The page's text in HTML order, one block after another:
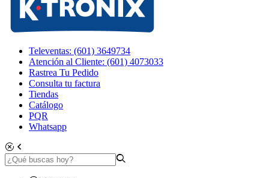
Televentas: (601) 3649734
Atención al Cliente: (601) 4073033
Rastrea Tu Pedido
Consulta tu factura
Tiendas
Catálogo
PQR
Whatsapp